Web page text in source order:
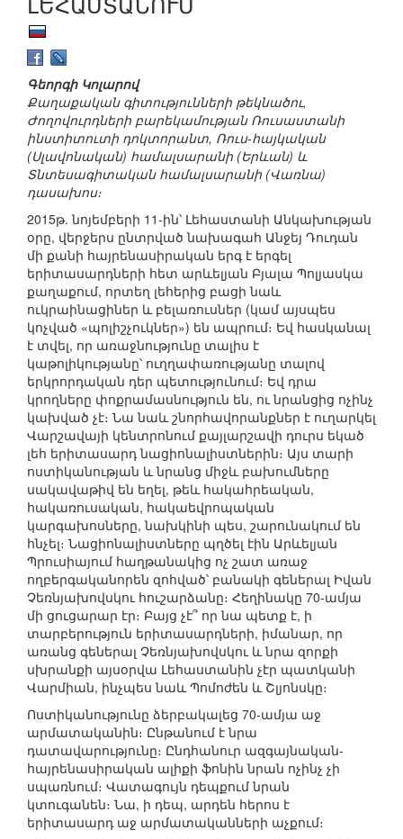
Գեորգի Կոլարով
Քաղաքական գիտությունների թեկնածու,
Ժողովուրդների բարեկամության Ռուսաստանի
ինստիտուտի դոկտորանտ, Ռուս-հայկական
(Սլավոնական) համալսարանի (Երևան) և
Տնտեսագիտական համալսարանի (Վառնա)
դասախոս։
2015թ. նոյեմբերի 11-ին՝ Լեհաստանի Անկախության
օրը, վերջերս ընտրված նախագահ Անջեյ Դուդան
մի քանի հայրենասիրական երգ է երգել
երիտասարդների հետ արևելյան Բյալա Պոլյասկա
քաղաքում, որտեղ լեհերից բացի նաև
ուկրաինացիներ և բելառուսներ (կամ այսպես
կոչված «պոլիշչուկներ») են ապրում։ Եվ հասկանալ
է տվել, որ առաջնությունը տալիս է
կաթոլիկությանը՝ ուղղափառությանը տալով
երկրորդական դեր պետությունում։ Եվ դրա
կրողները փոքրամասնություն են, ու նրանցից ոչինչ
կախված չէ։ Նա նաև շնորհավորանքներ է ուղարկել
Վարշավայի կենտրոնում քայլարշավի դուրս եկած
լեհ երիտասարդ նացիոնալիստներին։ Այս տարի
ոստիկանության և նրանց միջև բախումները
սակավաթիվ են եղել, թեև հակահրեական,
հակառուսական, հակաեվրոպական
կարգախոսները, նախկինի պես, շարունակում են
հնչել։ Նացիոնալիստները պղծել էին Արևելյան
Պրուսիայում հաղթանակից ոչ շատ առաջ
ողբերգականորեն զոհված՝ բանակի գեներալ Իվան
Չեռնյախովսկու հուշարձանը։ Հեղինակը 70-ամյա
մի ցուցարար էր։ Բայց չէ՞ որ նա պետք է, ի
տարբերություն երիտասարդների, իմանար, որ
առանց գեներալ Չեռնյախովսկու և նրա զորքի
սխրանքի այսօրվա Լեհաստանին չէր պատկանի
Վարմիան, ինչպես նաև Պոմոժեն և Շլյոնսկը։
Ոստիկանությունը ձերբակալեց 70-ամյա աջ
արմատականին։ Ընթանում է նրա
դատավարությունը։ Ընդհանուր ազգայնական-
հայրենասիրական ալիքի ֆոնին նրան ոչինչ չի
սպառնում։ Վատագույն դեպքում նրան
կտուգանեն։ Նա, ի դեպ, արդեն հերոս է
երիտասարդ աջ արմատականների աչքում։